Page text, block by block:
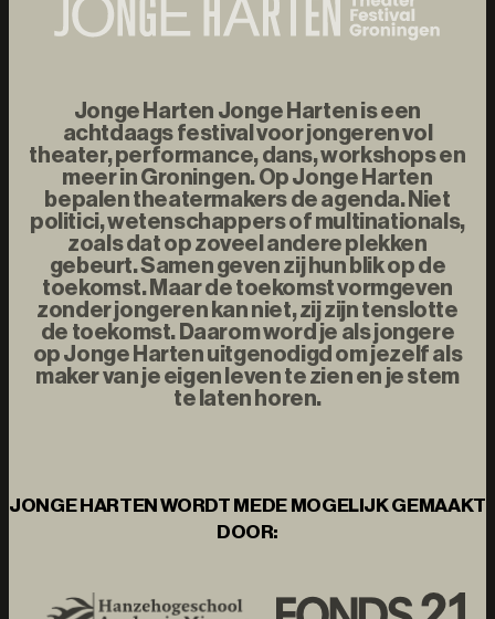
Jonge Harten Jonge Harten is een
achtdaags festival voor jongeren vol
theater, performance, dans, workshops en
meer in Groningen. Op Jonge Harten
bepalen theatermakers de agenda. Niet
politici, wetenschappers of multinationals,
zoals dat op zoveel andere plekken
gebeurt. Samen geven zij hun blik op de
toekomst. Maar de toekomst vormgeven
zonder jongeren kan niet, zij zijn tenslotte
de toekomst. Daarom word je als jongere
op Jonge Harten uitgenodigd om jezelf als
maker van je eigen leven te zien en je stem
te laten horen.
JONGE HARTEN WORDT MEDE MOGELIJK GEMAAKT
DOOR: